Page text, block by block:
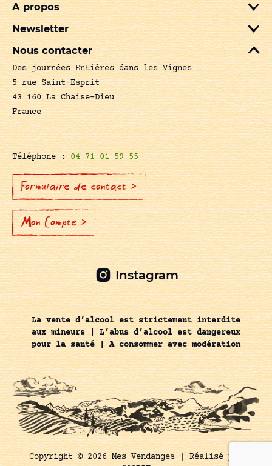
A propos
Newsletter
Nous contacter
Des journées Entières dans les Vignes
5 rue Saint-Esprit
43 160 La Chaise-Dieu
France
Téléphone :04 71 01 59 55
Formulaire de contact >
Mon Compte >
Instagram
La vente d’alcool est strictement interdite
aux mineurs | L’abus d’alcool est dangereux
pour la santé | A consommer avec modération
Copyright © 2026 Mes Vendanges |Réalisé par